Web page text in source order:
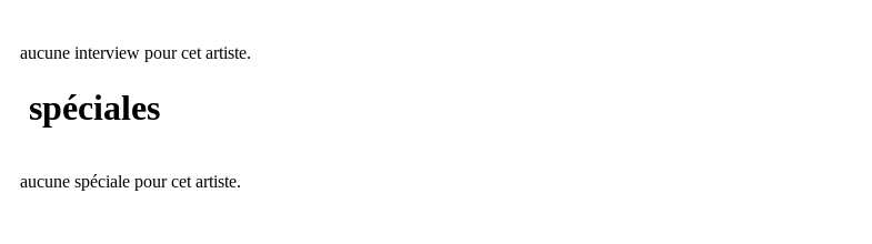
aucune interview pour cet artiste.
spéciales
aucune spéciale pour cet artiste.